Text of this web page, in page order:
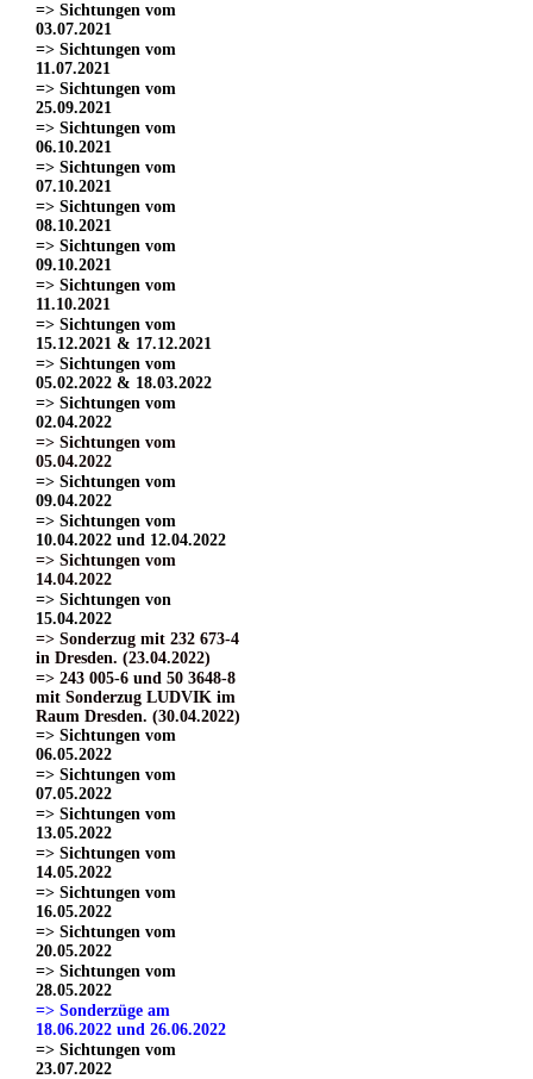
=> Sichtungen vom
03.07.2021
=> Sichtungen vom
11.07.2021
=> Sichtungen vom
25.09.2021
=> Sichtungen vom
06.10.2021
=> Sichtungen vom
07.10.2021
=> Sichtungen vom
08.10.2021
=> Sichtungen vom
09.10.2021
=> Sichtungen vom
11.10.2021
=> Sichtungen vom
15.12.2021 & 17.12.2021
=> Sichtungen vom
05.02.2022 & 18.03.2022
=> Sichtungen vom
02.04.2022
=> Sichtungen vom
05.04.2022
=> Sichtungen vom
09.04.2022
=> Sichtungen vom
10.04.2022 und 12.04.2022
=> Sichtungen vom
14.04.2022
=> Sichtungen von
15.04.2022
=> Sonderzug mit 232 673-4
in Dresden. (23.04.2022)
=> 243 005-6 und 50 3648-8
mit Sonderzug LUDVIK im
Raum Dresden. (30.04.2022)
=> Sichtungen vom
06.05.2022
=> Sichtungen vom
07.05.2022
=> Sichtungen vom
13.05.2022
=> Sichtungen vom
14.05.2022
=> Sichtungen vom
16.05.2022
=> Sichtungen vom
20.05.2022
=> Sichtungen vom
28.05.2022
=> Sonderzüge am
18.06.2022 und 26.06.2022
=> Sichtungen vom
23.07.2022